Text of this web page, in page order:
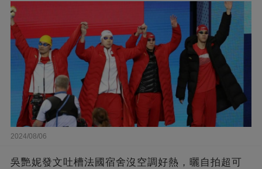
2024/08/06
吳艷妮發文吐槽法國宿舍沒空調好熱，曬自拍超可